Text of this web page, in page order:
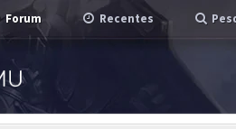
Forum Recentes